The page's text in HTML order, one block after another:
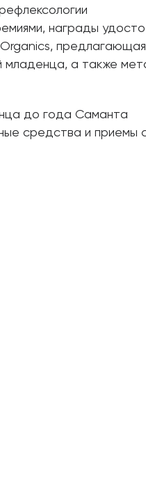
награды
предлагающая
младенца, а также
до года Саманта
средства и приемы